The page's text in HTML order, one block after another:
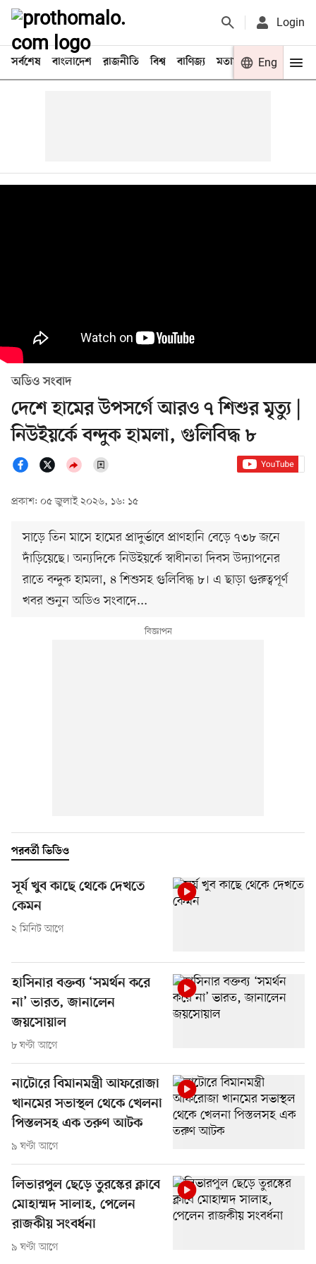
Login
সর্বশেষ বাংলাদেশ রাজনীতি বিশ্ব বাণিজ্য মতামত খেলা
Eng
অডিও সংবাদ
দেশে হামের উপসর্গে আরও ৭ শিশুর মৃত্যু |
নিউইয়র্কে বন্দুক হামলা, গুলিবিদ্ধ ৮
প্রকাশ: ০৫ জুলাই ২০২৬, ১৬: ১৫
সাড়ে তিন মাসে হামের প্রাদুর্ভাবে প্রাণহানি বেড়ে ৭৩৮ জনে
দাঁড়িয়েছে। অন্যদিকে নিউইয়র্কে স্বাধীনতা দিবস উদ্যাপনের
রাতে বন্দুক হামলা, ৪ শিশুসহ গুলিবিদ্ধ ৮। এ ছাড়া গুরুত্বপূর্ণ
খবর শুনুন অডিও সংবাদে...
পরবর্তী ভিডিও
সূর্য খুব কাছে থেকে দেখতে
কেমন
২ মিনিট আগে
হাসিনার বক্তব্য ‘সমর্থন করে
না’ ভারত, জানালেন
জয়সোয়াল
৮ ঘণ্টা আগে
নাটোরে বিমানমন্ত্রী আফরোজা
খানমের সভাস্থল থেকে খেলনা
পিস্তলসহ এক তরুণ আটক
৯ ঘণ্টা আগে
লিভারপুল ছেড়ে তুরস্কের ক্লাবে
মোহাম্মদ সালাহ, পেলেন
রাজকীয় সংবর্ধনা
৯ ঘণ্টা আগে